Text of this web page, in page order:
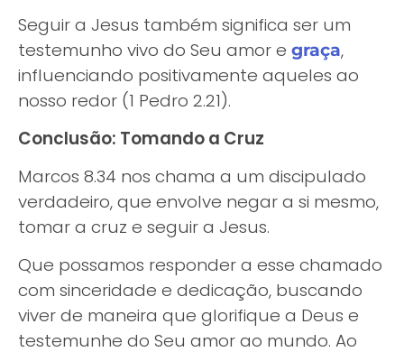
Seguir a Jesus também significa ser um
testemunho vivo do Seu amor e graça,
influenciando positivamente aqueles ao
nosso redor (1 Pedro 2.21).
Conclusão: Tomando a Cruz
Marcos 8.34 nos chama a um discipulado
verdadeiro, que envolve negar a si mesmo,
tomar a cruz e seguir a Jesus.
Que possamos responder a esse chamado
com sinceridade e dedicação, buscando
viver de maneira que glorifique a Deus e
testemunhe do Seu amor ao mundo. Ao